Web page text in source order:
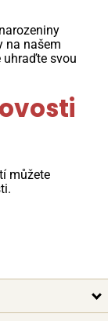
na našem
uhraďte svou
můžete